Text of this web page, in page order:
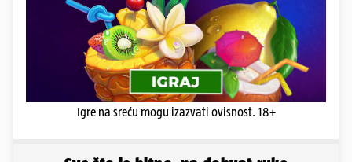
Igre na sreću mogu izazvati ovisnost. 18+